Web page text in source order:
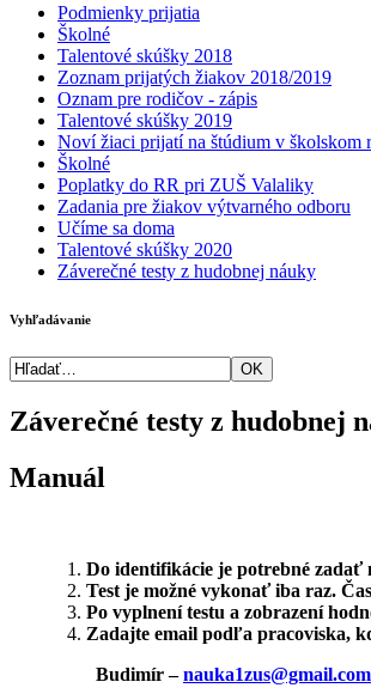
Podmienky prijatia
Školné
Talentové skúšky 2018
Zoznam prijatých žiakov 2018/2019
Oznam pre rodičov - zápis
Talentové skúšky 2019
Noví žiaci prijatí na štúdium v školskom
Školné
Poplatky do RR pri ZUŠ Valaliky
Zadania pre žiakov výtvarného odboru
Učíme sa doma
Talentové skúšky 2020
Záverečné testy z hudobnej náuky
Vyhľadávanie
Záverečné testy z hudobnej
Manuál
Do identifikácie je potrebné zadať
Test je možné vykonať iba raz.
Po vyplnení testu a zobrazení
Zadajte email podľa pracoviska,
Budimír –nauka1zus@gmail.com